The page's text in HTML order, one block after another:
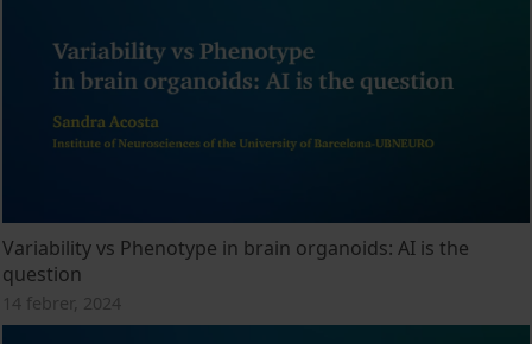
Variability vs Phenotype in brain organoids: AI is the
question
14 febrer, 2024